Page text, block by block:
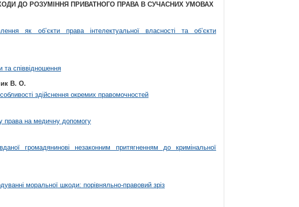
ДО РОЗУМІННЯ ПРИВАТНОГО ПРАВА В СУЧАСНИХ УМОВАХ
як об’єкти права інтелектуальної власності та об’єкти
та співвідношення
В. О.
здійснення окремих правомочностей
права на медичну допомогу
громадянинові незаконним притягненням до кримінальної
моральної шкоди: порівняльно-правовий зріз